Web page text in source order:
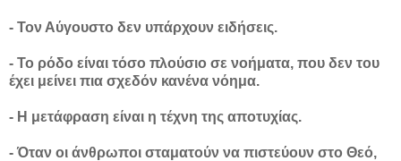
- Τον Αύγουστο δεν υπάρχουν ειδήσεις.
- Το ρόδο είναι τόσο πλούσιο σε νοήματα, που δεν του
έχει μείνει πια σχεδόν κανένα νόημα.
- Η μετάφραση είναι η τέχνη της αποτυχίας.
- Όταν οι άνθρωποι σταματούν να πιστεύουν στο Θεό,